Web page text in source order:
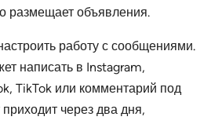
размещает объявления.
работу с сообщениями.
написать в Instagram,
TikTok или комментарий под
через два дня,